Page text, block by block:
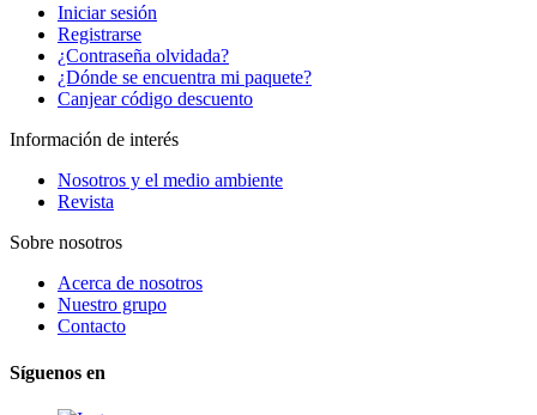
Iniciar sesión
Registrarse
¿Contraseña olvidada?
¿Dónde se encuentra mi paquete?
Canjear código descuento
Información de interés
Nosotros y el medio ambiente
Revista
Sobre nosotros
Acerca de nosotros
Nuestro grupo
Contacto
Síguenos en